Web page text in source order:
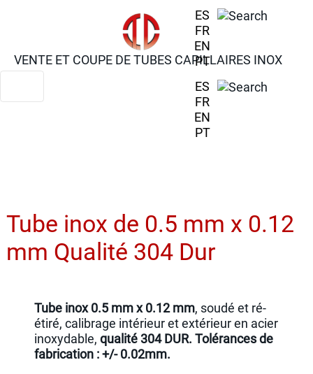
ES
FR
EN
PT
VENTE ET COUPE DE TUBES CAPILLAIRES INOX
ES
FR
EN
PT
Tube inox de 0.5 mm x 0.12
mm Qualité 304 Dur
Tube inox 0.5 mm x 0.12 mm, soudé et ré-
étiré, calibrage intérieur et extérieur en acier
inoxydable,qualité 304 DUR. Tolérances de
fabrication : +/- 0.02mm.